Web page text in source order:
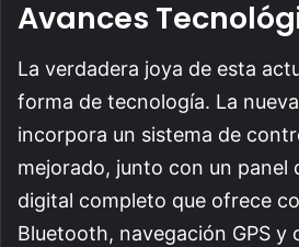
Avances
La verdadera joya de esta
forma de tecnología. La
incorpora un sistema de
mejorado, junto con un panel
digital completo que ofrece
Bluetooth, navegación GPS y